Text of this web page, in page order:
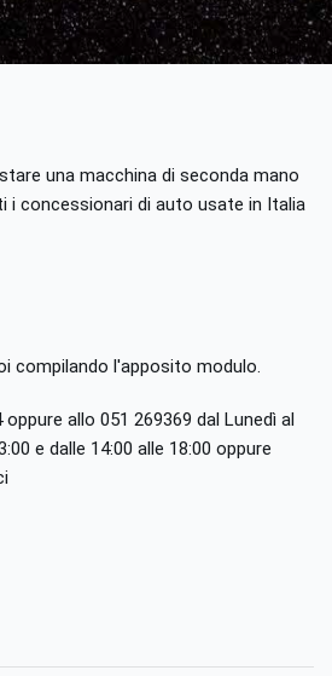
una macchina di seconda mano
i concessionari di auto usate in Italia
compilando l'apposito modulo.
allo 051 269369 dal Lunedì al
e dalle 14:00 alle 18:00 oppure